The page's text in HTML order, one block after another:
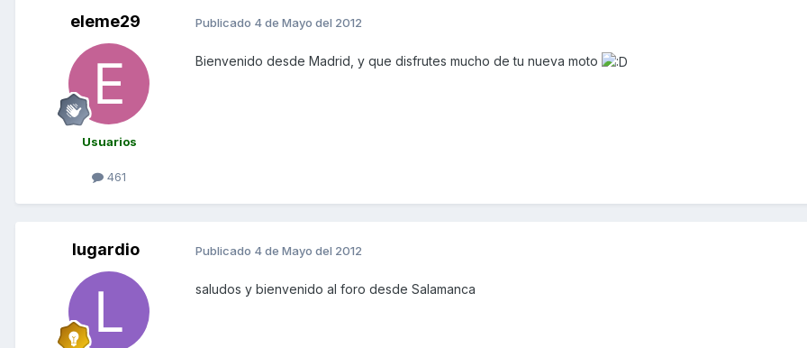
eleme29
Usuarios
461
Publicado 4 de Mayo del 2012
Bienvenido desde Madrid, y que disfrutes mucho de tu nueva moto
lugardio Publicado 4 de Mayo del 2012
saludos y bienvenido al foro desde Salamanca